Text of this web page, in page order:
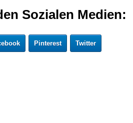
Sozialen Medien:
Pinterest Twitter